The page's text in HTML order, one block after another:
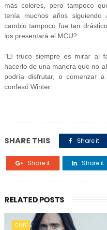
más colores, pero tampoco
tenía muchos años
cambio tampoco fue tan
los presentará el MCU?
"El truco siempre es mirar al
hacerlo de una manera que no
podría disfrutar, o comenzar
confesó Winter.
SHARE THIS Share it
Share it Share it
RELATED POSTS
CINE